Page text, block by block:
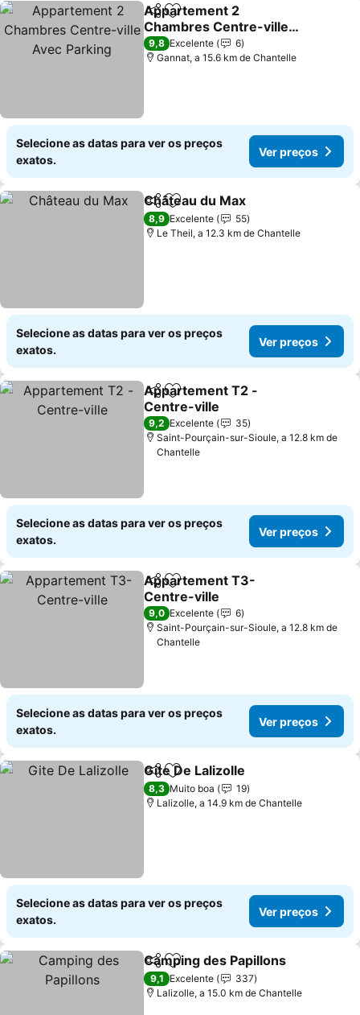
PartilharAdicionar aos favoritos
Appartement 2
Chambres Centre-ville
Avec Parking
Ver preços
9,8 Excelente
6
Gannat, a 15.6 km de Chantelle
Selecione as datas para ver os preços
exatos.
Ver preços
PartilharAdicionar aos favoritos
Château du Max
8,9 Excelente
55
Le Theil, a 12.3 km de Chantelle
Selecione as datas para ver os preços
exatos.
Ver preços
PartilharAdicionar aos favoritos
Appartement T2 -
Centre-ville
Ver preços
9,2 Excelente
35
Saint-Pourçain-sur-Sioule, a 12.8 km de
Chantelle
Selecione as datas para ver os preços
exatos.
Ver preços
PartilharAdicionar aos favoritos
Appartement T3-
Centre-ville
Ver preços
9,0 Excelente
6
Saint-Pourçain-sur-Sioule, a 12.8 km de
Chantelle
Selecione as datas para ver os preços
exatos.
Ver preços
PartilharAdicionar aos favoritos
Gite De Lalizolle
8,3 Muito boa
19
Lalizolle, a 14.9 km de Chantelle
Selecione as datas para ver os preços
exatos.
Ver preços
PartilharAdicionar aos favoritos
Camping des Papillons
9,1 Excelente
337
Lalizolle, a 15.0 km de Chantelle